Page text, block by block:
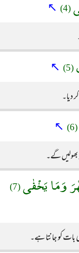
(4)
↖
(5)
↖
دیا۔
(6)
↖
گے۔
وَمَا يَخْفٰى(7)
بات کو جانتا ہے۔